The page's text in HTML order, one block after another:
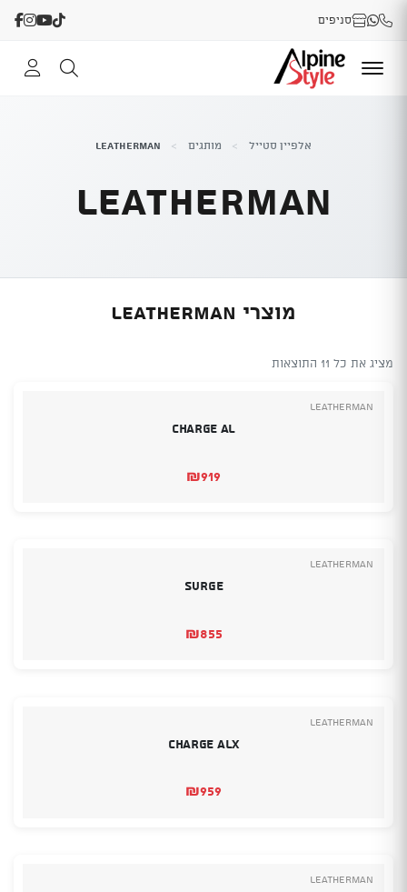
סניפים
אלפיין סטייל > מותגים >
Leatherman
Leatherman
מוצרי Leatherman
מציג את כל 11 התוצאות
Leatherman
Charge AL
₪919
Leatherman
Surge
₪855
Leatherman
Charge ALX
₪959
Leatherman